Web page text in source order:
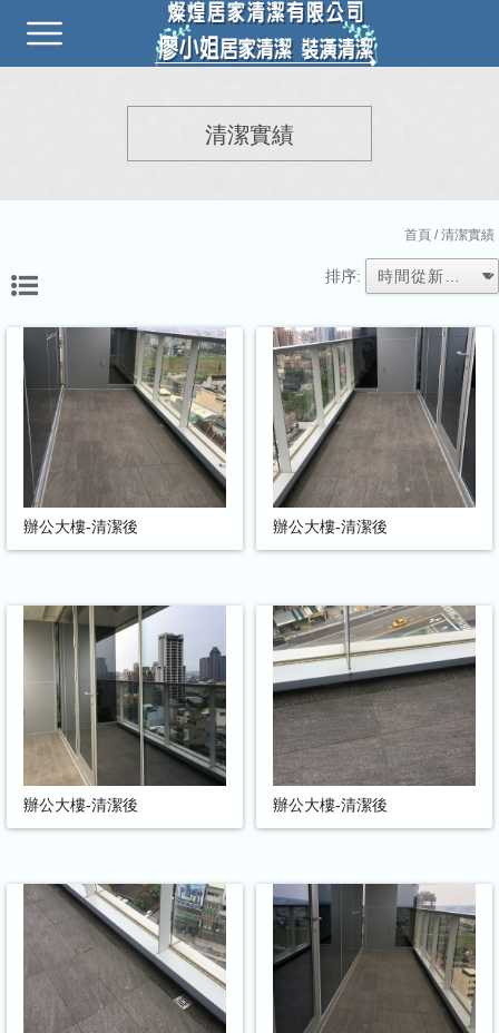
清潔實績
首頁/ 清潔實績
排序:
辦公大樓-清潔後 辦公大樓-清潔後
辦公大樓-清潔後 辦公大樓-清潔後